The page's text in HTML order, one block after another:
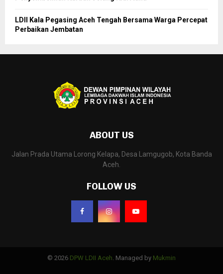
LDII Kala Pegasing Aceh Tengah Bersama Warga Percepat
Perbaikan Jembatan
ABOUT US
Jalan Prada Utama Lorong Kelapa, Desa Lamgugob, Kota Banda
Aceh.
FOLLOW US
© 2026 DPW LDII Aceh. Managed by Mukmin